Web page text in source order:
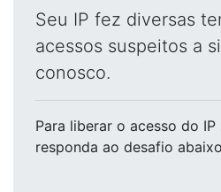
Seu IP fez diversas
acessos suspeitos a
conosco.
Para liberar o acesso do IP
responda ao desafio